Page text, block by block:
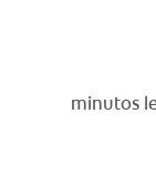
minutos